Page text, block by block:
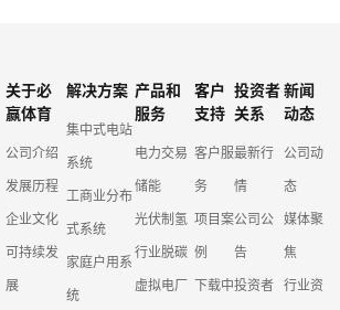
关于必
赢体育
公司介绍
发展历程
企业文化
可持续发
展
解决方案
集中式电站
系统
工商业分布
式系统
家庭户用系
统
产品和
服务
电力交易
储能
光伏制氢
行业脱碳
虚拟电厂
客户
支持
客户服
务
项目案
例
下载中
投资者
关系
最新行
情
公司公
告
投资者
新闻
动态
公司动
态
媒体聚
焦
行业资